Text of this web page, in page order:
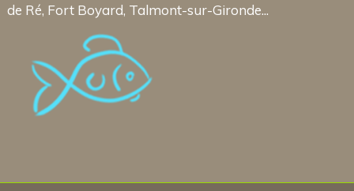
de Ré, Fort Boyard, Talmont-sur-Gironde...